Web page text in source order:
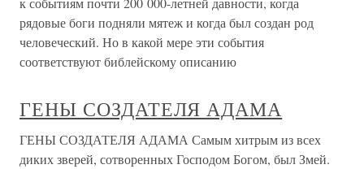
рядовые боги подняли мятеж и когда был создан род
человеческий. Но в какой мере эти события
соответствуют библейскому описанию
ГЕНЫ СОЗДАТЕЛЯ АДАМА
ГЕНЫ СОЗДАТЕЛЯ АДАМА Самым хитрым из всех
диких зверей, сотворенных Господом Богом, был Змей.